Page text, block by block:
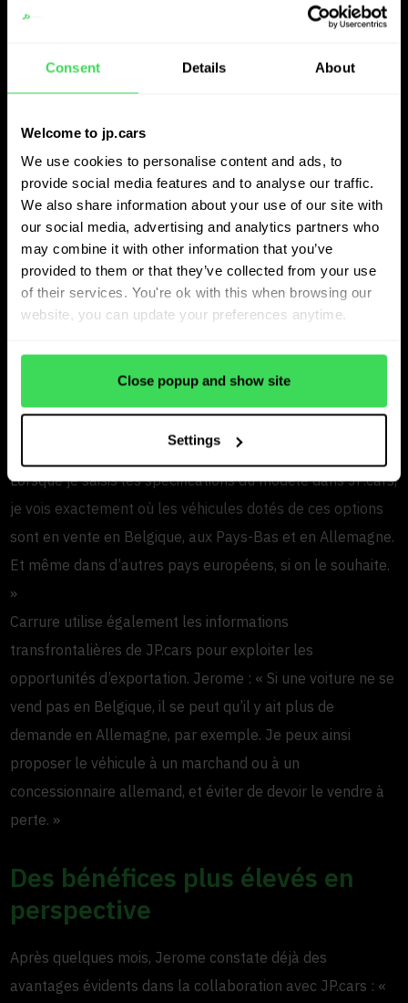
Consent Details About
Welcome to jp.cars
We use cookies to personalise content and ads, to
provide social media features and to analyse our traffic.
We also share information about your use of our site with
our social media, advertising and analytics partners who
may combine it with other information that you’ve
provided to them or that they’ve collected from your use
of their services. You're ok with this when browsing our
website, you can update your preferences anytime.
Close popup and show site
Settings
utilise également la fonction de recommandation du
en Belgique au cours des 60 derniers jours. Cela nous
donne un conseil d’achat ciblé pour une rotation plus
rapide », précise Jerome.
Saisir les opportunités d’achat
sur le marché national et à
l’étranger
Bien que Carrure utilise principalement le logiciel pour les
expertises et la détermination des prix de reprise,
l’entreprise s’en sert également pour rechercher des
véhicules spécifiques en Belgique et à l’étranger.
« Nous recevons régulièrement des demandes de clients
cherchant un modèle spécifique », explique Jerome. «
Lorsque je saisis les spécifications du modèle dans JP.cars,
je vois exactement où les véhicules dotés de ces options
sont en vente en Belgique, aux Pays-Bas et en Allemagne.
Et même dans d’autres pays européens, si on le souhaite.
»
Carrure utilise également les informations
transfrontalières de JP.cars pour exploiter les
opportunités d’exportation. Jerome : « Si une voiture ne se
vend pas en Belgique, il se peut qu’il y ait plus de
demande en Allemagne, par exemple. Je peux ainsi
proposer le véhicule à un marchand ou à un
concessionnaire allemand, et éviter de devoir le vendre à
perte. »
Des bénéfices plus élevés en
perspective
Après quelques mois, Jerome constate déjà des
avantages évidents dans la collaboration avec JP.cars : «